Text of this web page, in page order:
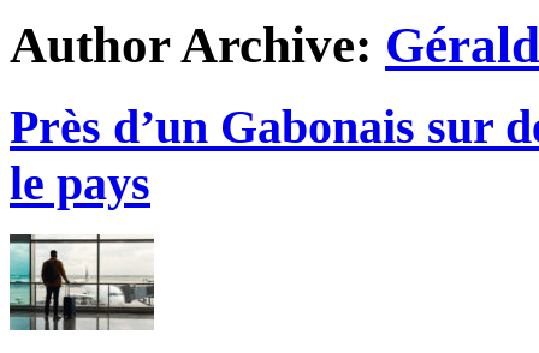
Author Archive:
Près d’un Gabonais sur
le pays